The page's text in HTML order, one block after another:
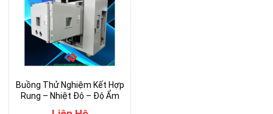
Buồng Thử Nghiệm Kết Hợp
Rung – Nhiệt Độ – Độ Ẩm